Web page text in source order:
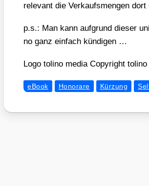
rele­vant die Ver­kaufs­men­gen dort
p.s.: Man kann auf­grund die­ser
no ganz ein­fach kün­di­gen …
Logo toli­no media Copy­right
eBook Honorare Kürzung